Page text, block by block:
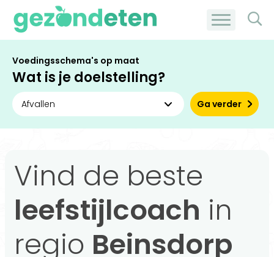
Voedingsschema's op maat
Wat is je doelstelling?
Ga verder
Vind de beste
leefstijlcoach in
regio Beinsdorp